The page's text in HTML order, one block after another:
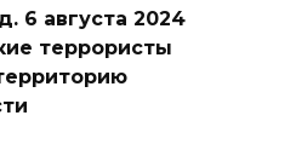
6 августа 2024
террористы